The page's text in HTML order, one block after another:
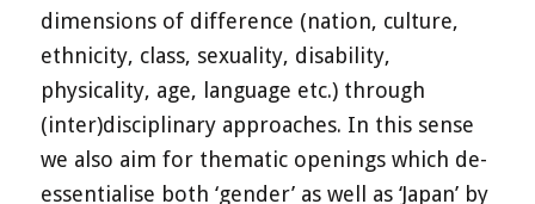
dimensions of difference (nation, culture,
ethnicity, class, sexuality, disability,
physicality, age, language etc.) through
(inter)disciplinary approaches. In this sense
we also aim for thematic openings which de-
essentialise both ‘gender’ as well as ‘Japan’ by